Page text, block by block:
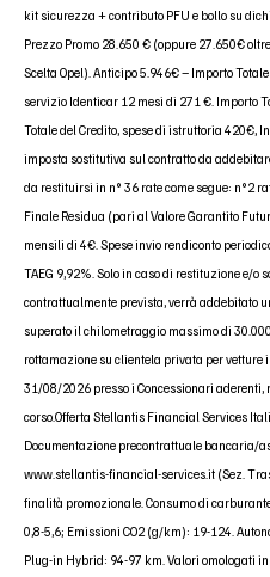
kit sicurezza + contributo PFU e bollo su
Prezzo Promo 28.650 € (oppure 27.650€
Scelta Opel). Anticipo 5.946€ – Importo
servizio Identicar 12 mesi di 271 €. Importo
Totale del Credito, spese di istruttoria 420€,
imposta sostitutiva sul contratto da
da restituirsi in n° 36 rate come segue: n°2
Finale Residua (pari al Valore Garantito
mensili di 4€. Spese invio rendiconto
TAEG 9,92%. Solo in caso di restituzione e/o
contrattualmente prevista, verrà addebitato
superato il chilometraggio massimo di
rottamazione su clientela privata per vetture
31/08/2026 presso i Concessionari
corso.Offerta Stellantis Financial Services
Documentazione precontrattuale bancaria/
www.stellantis-financial-services.it (Sez.
finalità promozionale. Consumo di
0,8-5,6; Emissioni CO2 (g/km): 19-124.
Plug-in Hybrid: 94-97 km. Valori omologati